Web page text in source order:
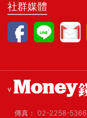
社群媒體
v
傳真： 02-2258-5366